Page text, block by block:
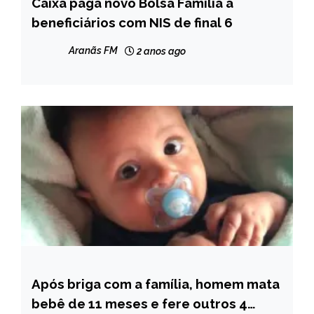
NOTÍCIAS
beneficiários com NIS de final 6
Aranãs FM 2 anos ago
MINAS
GERAIS
Após briga com a família, homem mata
bebê de 11 meses e fere outros 4